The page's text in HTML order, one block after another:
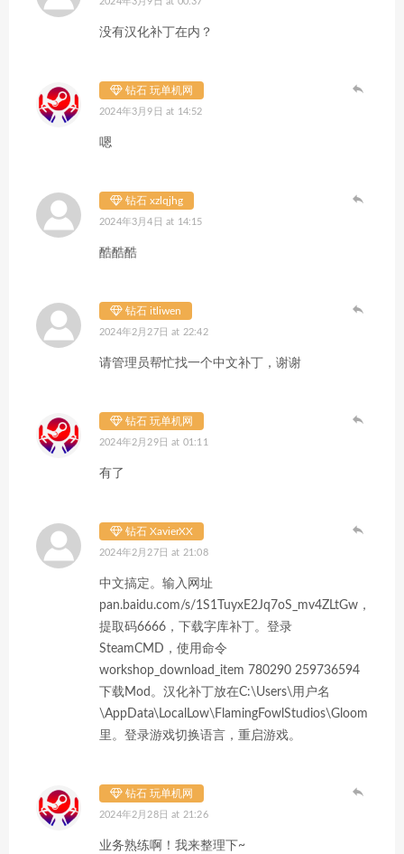
没有汉化补丁在内？
钻石 玩单机网
2024年3月9日 at 14:52
嗯
钻石 xzlqjhg
2024年3月4日 at 14:15
酷酷酷
钻石 itliwen
2024年2月27日 at 22:42
请管理员帮忙找一个中文补丁，谢谢
钻石 玩单机网
2024年2月29日 at 01:11
有了
钻石 XavierXX
2024年2月27日 at 21:08
中文搞定。输入网址
pan.baidu.com/s/1S1TuyxE2Jq7oS_mv4ZLtGw，
提取码6666，下载字库补丁。登录
SteamCMD，使用命令
workshop_download_item 780290 259736594
下载Mod。汉化补丁放在C:\Users\用户名
里。登录游戏切换语言，重启游戏。
钻石 玩单机网
2024年2月28日 at 21:26
业务熟练啊！我来整理下~